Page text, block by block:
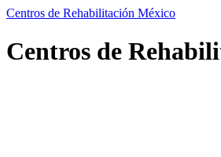
Centros de Rehabilitación México
Centros de